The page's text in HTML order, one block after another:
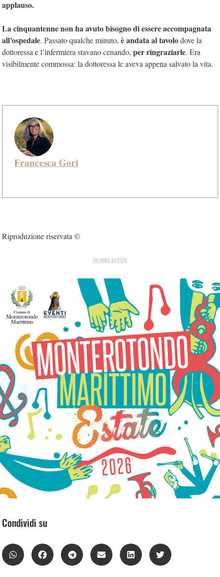
applauso.
La cinquantenne non ha avuto bisogno di essere accompagnata
all’ospedale. Passato qualche minuto, è andata al tavolodove la
dottoressa e l’infermiera stavano cenando, per ringraziarle. Era
visibilmente commossa: la dottoressa le aveva appena salvato la vita.
Francesca Gori
Riproduzione riservata ©
PUBBLICITÀ
Condividi su